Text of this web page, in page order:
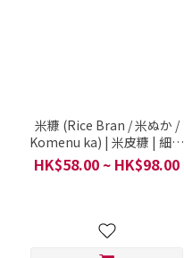
米糠 (Rice Bran / 米ぬか /
Komenu ka) | 米皮糠 | 細糠
| 清糠 | 米皮 / 本地米生產廠 /
1000克
HK$58.00 ~ HK$98.00